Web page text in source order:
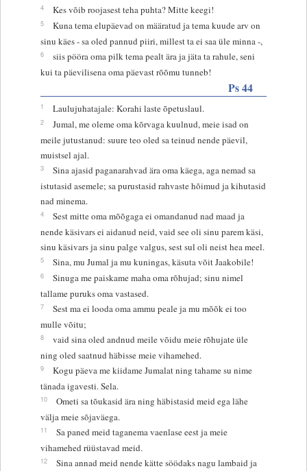
4 Kes võib roojasest teha puhta? Mitte keegi!
5
Kuna tema elupäevad on määratud ja tema kuude arv on
sinu käes - sa oled pannud piiri, millest ta ei saa üle minna -,
6
siis pööra oma pilk tema pealt ära ja jäta ta rahule, seni
kui ta päevilisena oma päevast rõõmu tunneb!
Ps 44
1 Laulujuhatajale: Korahi laste õpetuslaul.
2
Jumal, me oleme oma kõrvaga kuulnud, meie isad on
meile jutustanud: suure teo oled sa teinud nende päevil,
muistsel ajal.
3
Sina ajasid paganarahvad ära oma käega, aga nemad sa
istutasid asemele; sa purustasid rahvaste hõimud ja kihutasid
nad minema.
4
Sest mitte oma mõõgaga ei omandanud nad maad ja
nende käsivars ei aidanud neid, vaid see oli sinu parem käsi,
sinu käsivars ja sinu palge valgus, sest sul oli neist hea meel.
5 Sina, mu Jumal ja mu kuningas, käsuta võit Jaakobile!
6
Sinuga me paiskame maha oma rõhujad; sinu nimel
tallame puruks oma vastased.
7
Sest ma ei looda oma ammu peale ja mu mõõk ei too
mulle võitu;
8
vaid sina oled andnud meile võidu meie rõhujate üle
ning oled saatnud häbisse meie vihamehed.
9
Kogu päeva me kiidame Jumalat ning tahame su nime
tänada igavesti. Sela.
10
Ometi sa tõukasid ära ning häbistasid meid ega lähe
välja meie sõjaväega.
11
Sa paned meid taganema vaenlase eest ja meie
vihamehed rüüstavad meid.
12
Sina annad meid nende kätte söödaks nagu lambaid ja